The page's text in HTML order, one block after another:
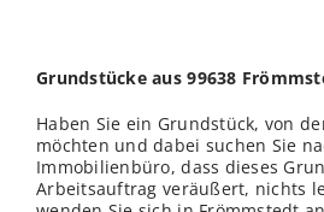
Grundstücke aus 99638
Haben Sie ein Grundstück, von
möchten und dabei suchen Sie
Immobilienbüro, dass dieses
Arbeitsauftrag veräußert, nichts